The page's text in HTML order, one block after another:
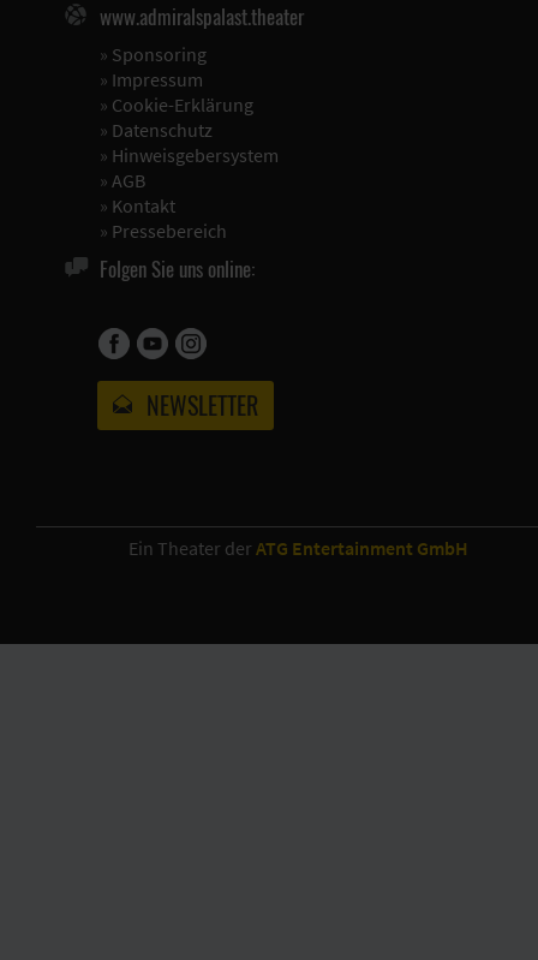
www.admiralspalast.theater
» Sponsoring
» Impressum
» Cookie-Erklärung
» Datenschutz
» Hinweisgebersystem
» AGB
» Kontakt
» Pressebereich
Folgen Sie uns online:
NEWSLETTER
Ein Theater der ATG Entertainment GmbH